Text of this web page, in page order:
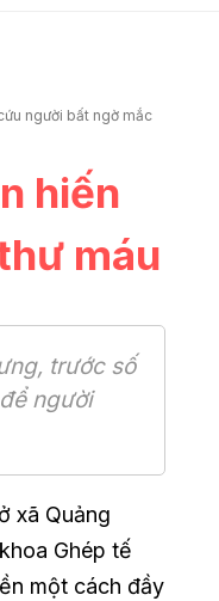
người bất ngờ mắc
hiến
máu
trước số
người
xã Quảng
Ghép tế
một cách đầy